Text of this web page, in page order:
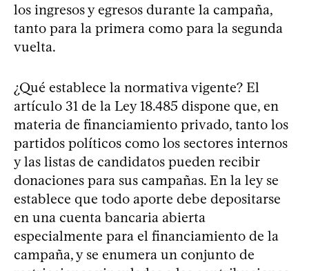
los ingresos y egresos durante la campaña,
tanto para la primera como para la segunda
vuelta.
¿Qué establece la normativa vigente? El
artículo 31 de la Ley 18.485 dispone que, en
materia de financiamiento privado, tanto los
partidos políticos como los sectores internos
y las listas de candidatos pueden recibir
donaciones para sus campañas. En la ley se
establece que todo aporte debe depositarse
en una cuenta bancaria abierta
especialmente para el financiamiento de la
campaña, y se enumera un conjunto de